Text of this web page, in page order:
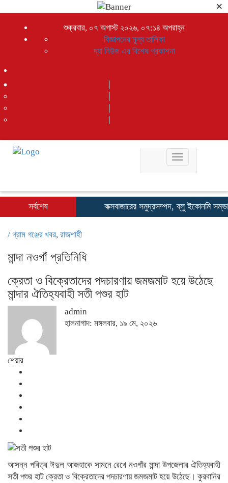
×
শুক্রবার, ০৭ অগাস্ট ২০২৬, ০৭:১৪ অপরাহ্ন
বিজ্ঞাপনের মূল্য তালিকা
দ্যা নিউজ এর বিশেষ প্রকাশনা
Toggle
সর্বশেষ কক্সবাজারের সমুদ্রসম্পদ, ব্লু ইকোনমি সম্ভাবনাকে
/ গ্রাম গঞ্জের খবর, রাজশাহী
মান্দা নওগাঁ প্রতিনিধি
ক্রেতা ও বিক্রেতাদের পদচারণায় জমজমাট হয়ে উঠেছে
মান্দার ঐতিহ্যবাহী সতী পশুর হাট
admin
হালনাগাদ: মঙ্গলবার, ১৯ মে, ২০২৬
শেয়ার
আসন্ন পবিত্র ঈদুল আজহাকে সামনে রেখে নওগাঁর মান্দা উপজেলার ঐতিহ্যবাহী
সতী পশুর হাট ক্রেতা ও বিক্রেতাদের পদচারণায় জমজমাট হয়ে উঠেছে। কুরবানির